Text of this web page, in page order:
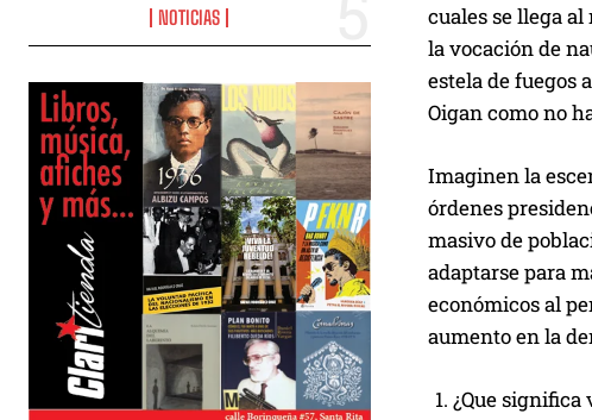
NOTICIAS
cuales se llega
la vocación de
estela de fuegos
Oigan como no
Imaginen la
órdenes
masivo de
adaptarse para
económicos al
aumento en la
¿Que significa